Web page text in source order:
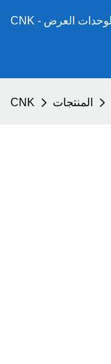
CNK المنتجات